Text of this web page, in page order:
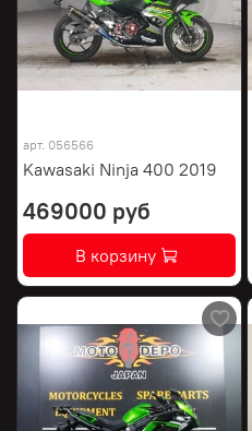
арт. 056566
Kawasaki Ninja 400 2019
469000 руб
В корзину